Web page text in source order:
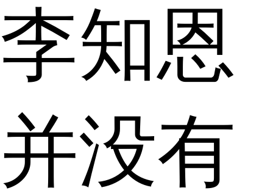
李知恩
并没有